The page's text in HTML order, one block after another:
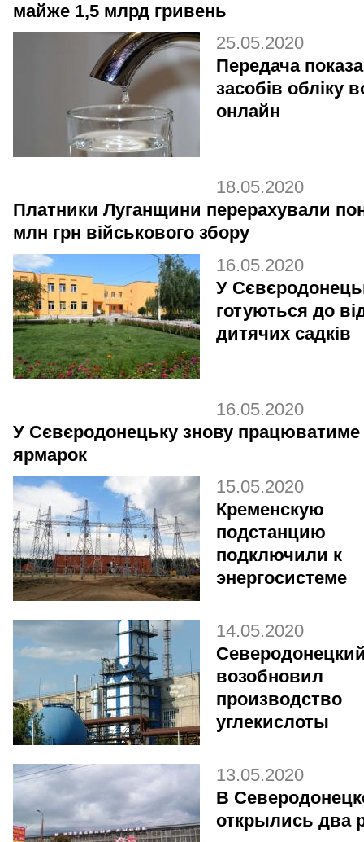
майже 1,5 млрд гривень
25.05.2020
Передача
засобів обліку
онлайн
18.05.2020
Платники Луганщини перерахували
млн грн військового збору
16.05.2020
У
готуються до
дитячих садків
16.05.2020
У Сєвєродонецьку знову працюватиме
ярмарок
15.05.2020
Кременскую
подстанцию
подключили к
энергосистеме
14.05.2020
возобновил
производство
углекислоты
13.05.2020
В
открылись два